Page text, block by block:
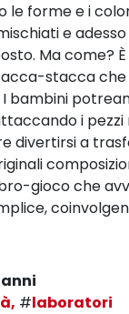
le forme e i
e
Ma come?
stacca
bambini
i
divertirsi a
gioco che
#laboratori